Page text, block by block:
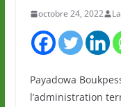
octobre 24, 2022
Payadowa
l’administration